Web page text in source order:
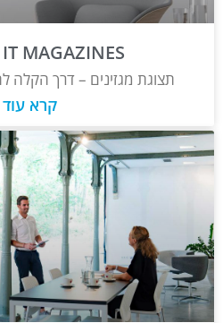
MAGAZINES
תצוגת מגזינים – דרך הקלה
קרא